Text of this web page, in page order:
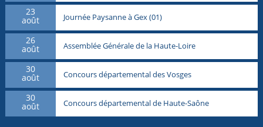
23
août Journée Paysanne à Gex (01)
26
août Assemblée Générale de la Haute-Loire
30
août Concours départemental des Vosges
30
août Concours départemental de Haute-Saône